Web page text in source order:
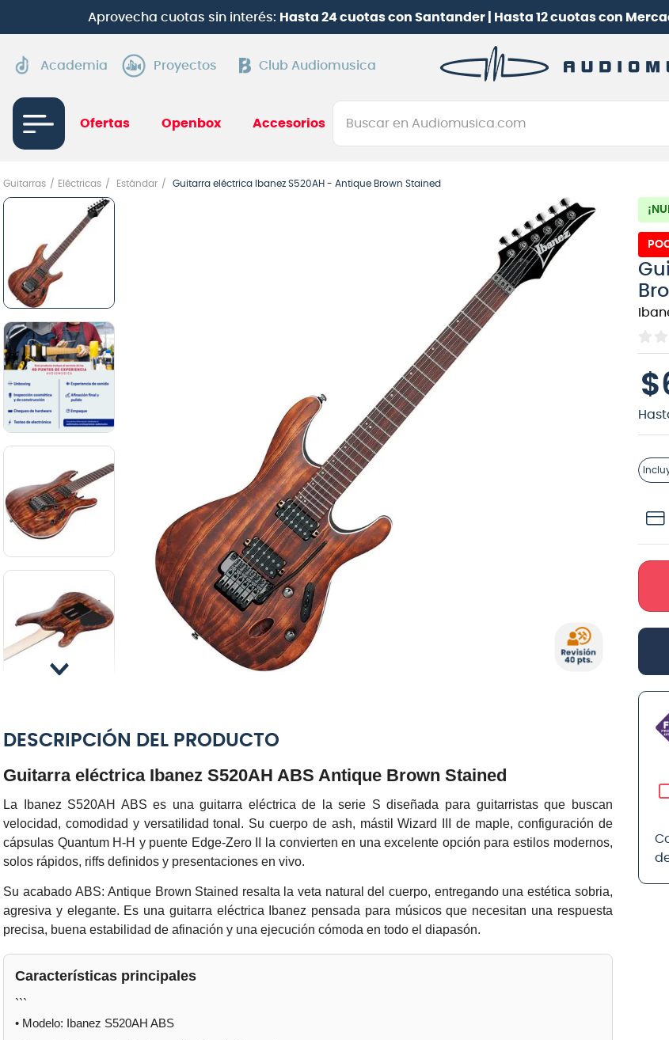
Aprovecha cuotas sin interés:Hasta 24 cuotas con Santander | Hasta 12 cuotas con Mercado
Academia Proyectos Club Audiomusica
Ofertas Openbox Accesorios
Buscar en Audiomusica.com
Guitarras Eléctricas Estándar Guitarra eléctrica Ibanez S520AH - Antique Brown Stained
DESCRIPCIÓN DEL PRODUCTO
Guitarra eléctrica Ibanez S520AH ABS Antique Brown Stained
La Ibanez S520AH ABS es una guitarra eléctrica de la serie S diseñada para guitarristas que buscan
velocidad, comodidad y versatilidad tonal. Su cuerpo de ash, mástilWizard III de maple, configuración de
cápsulas Quantum H-H y puente Edge-Zero II
la convierten en una excelente opción para estilos modernos,
solos rápidos, riffs definidos y presentaciones en vivo.
Su acabadoABS: Antique Brown Stained resalta la veta natural del cuerpo, entregando una estética sobria,
agresiva y elegante. Es una guitarra eléctrica Ibanez pensada para músicos que necesitan una respuesta
precisa, buena estabilidad de afinación y una ejecución cómoda en todo el diapasón.
Características principales
```
• Modelo: Ibanez S520AH ABS
$
1.
guitarra electrica
9.
micrófono
violin